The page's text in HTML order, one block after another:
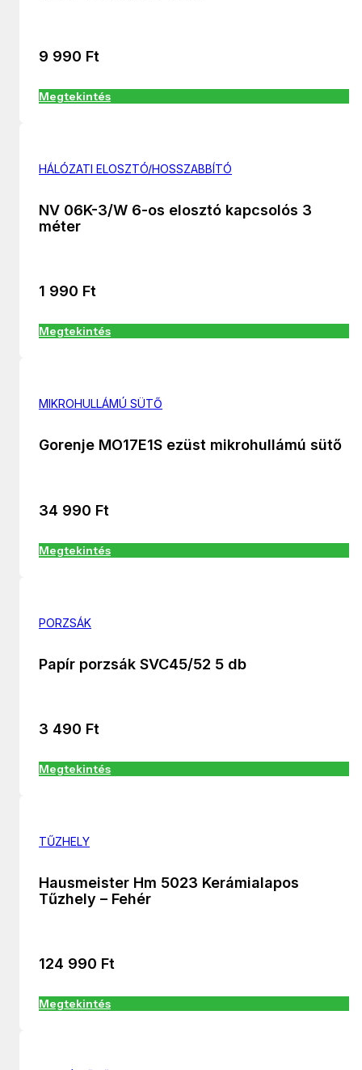
9 990 Ft
Megtekintés
HÁLÓZATI ELOSZTÓ/HOSSZABBÍTÓ
NV 06K-3/W 6-os elosztó kapcsolós 3
méter
1 990 Ft
Megtekintés
MIKROHULLÁMÚ SÜTŐ
Gorenje MO17E1S ezüst mikrohullámú sütő
34 990 Ft
Megtekintés
PORZSÁK
Papír porzsák SVC45/52 5 db
3 490 Ft
Megtekintés
TŰZHELY
Hausmeister Hm 5023 Kerámialapos
Tűzhely – Fehér
124 990 Ft
Megtekintés